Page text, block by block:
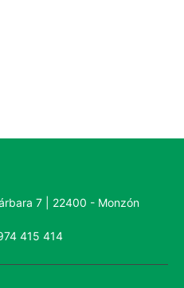
7 | 22400 - Monzón
415 414